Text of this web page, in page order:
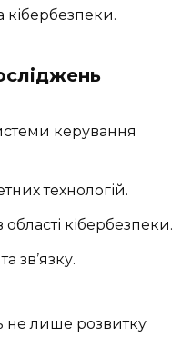
кібербезпеки.
керування
технологій.
кібербезпеки.
зв’язку.
не лише розвитку